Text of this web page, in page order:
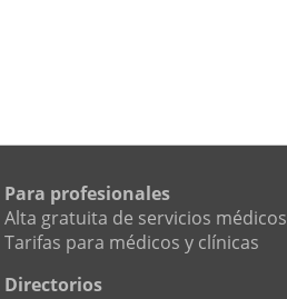
Para profesionales
Alta gratuita de servicios médicos
Tarifas para médicos y clínicas
Directorios